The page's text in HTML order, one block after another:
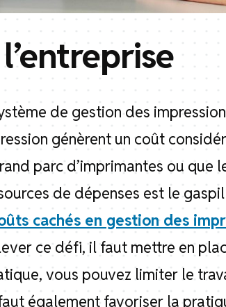
de gestion des
génèrent un coût
parc d’imprimantes ou que
de dépenses est le
cachés en gestion des
ce défi, il faut mettre en
vous pouvez limiter le
également favoriser la